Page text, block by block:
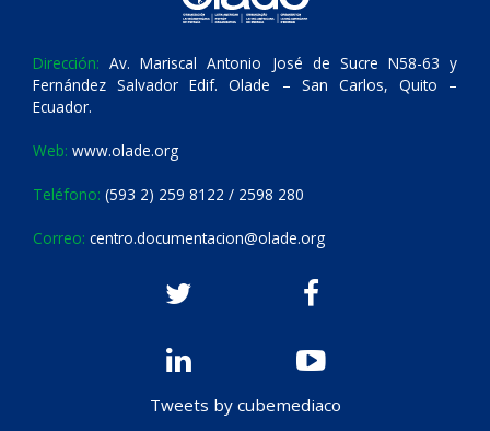
Dirección: Av. Mariscal Antonio José de Sucre N58-63 y
Fernández Salvador Edif. Olade – San Carlos, Quito –
Ecuador.
Web: www.olade.org
Teléfono: (593 2) 259 8122 / 2598 280
Correo: centro.documentacion@olade.org
Tweets by cubemediaco